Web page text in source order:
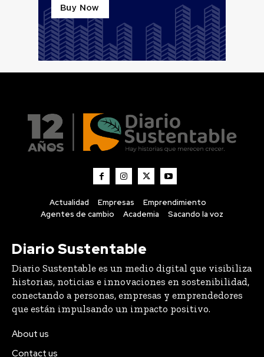
Actualidad Empresas
Emprendimiento
Agentes de cambio
Academia Sacando la voz
Diario Sustentable
Diario Sustentable es un medio digital que visibiliza
historias, noticias e innovaciones en sostenibilidad,
conectando a personas, empresas y emprendedores
que están impulsando un impacto positivo.
About us
Contact us